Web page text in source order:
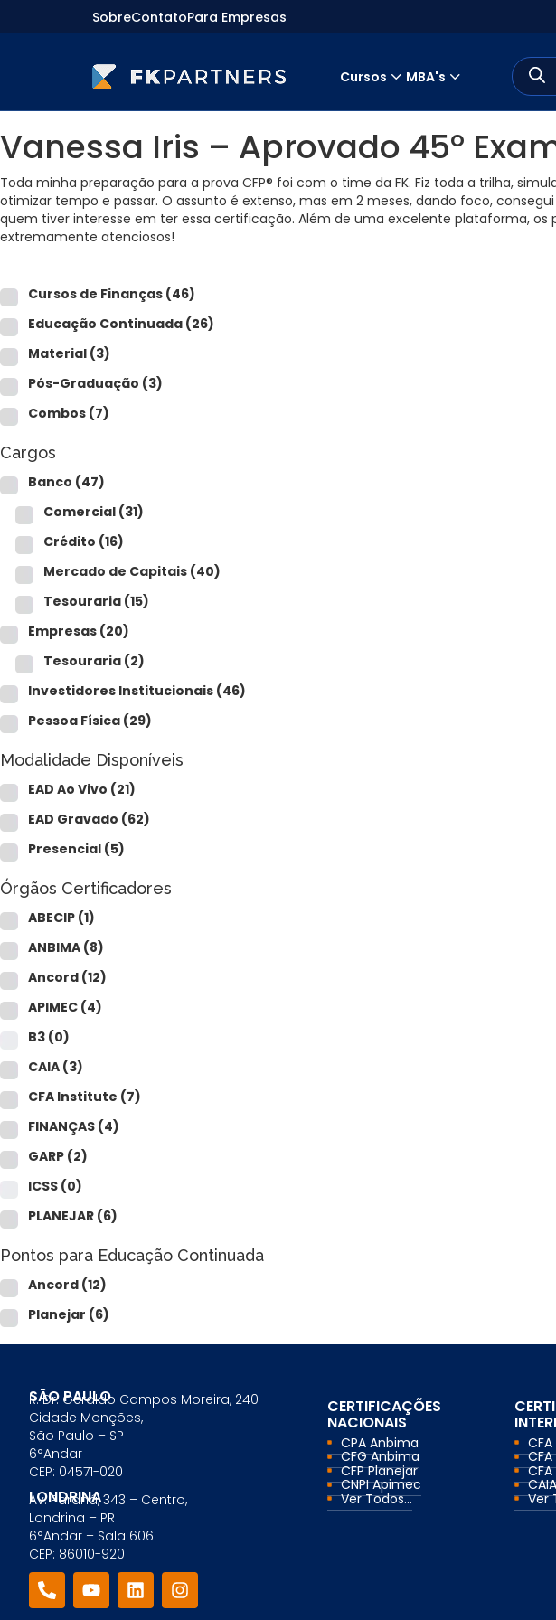
SobreContatoPara Empresas
Cursos MBA's
Preparatórios Nacionais
Internacionais
Finanças & Edu. Continuada
Por atuação
Navegação
Sobre nós
Para empresas
CFP®
CPA
CGE
CGA
CNPI
C-Pro I
C-Pro R
CFA®
CAIA®
FRM®
Ver todos
Modelagem Financeira Aplicada
Curso Avan. de Análise de Crédito
M&A – Fusões e Aquisições
Ver todos (+50 cursos)
Crédito Bancário
Comercial Bancário
Tesouraria Bancária
Ver todos
Vanessa Iris – Aprovado 45º
Toda minha preparação para a prova CFP® foi com o time da FK. Fiz toda a trilha,
otimizar tempo e passar. O assunto é extenso, mas em 2 meses, dando foco,
quem tiver interesse em ter essa certificação. Além de uma excelente plataforma, os
extremamente atenciosos!
Cursos de Finanças (46)
Educação Continuada (26)
Material (3)
Pós-Graduação (3)
Combos (7)
Cargos
Banco (47)
Comercial (31)
Crédito (16)
Mercado de Capitais (40)
Tesouraria (15)
Empresas (20)
Tesouraria (2)
Investidores Institucionais (46)
Pessoa Física (29)
Modalidade Disponíveis
EAD Ao Vivo (21)
EAD Gravado (62)
Presencial (5)
Órgãos Certificadores
ABECIP (1)
ANBIMA (8)
Ancord (12)
APIMEC (4)
B3 (0)
CAIA (3)
CFA Institute (7)
FINANÇAS (4)
GARP (2)
ICSS (0)
PLANEJAR (6)
Pontos para Educação Continuada
Ancord (12)
Planejar (6)
SÃO PAULO
R. Dr. Geraldo Campos Moreira, 240 –
Cidade Monções,
São Paulo – SP
6°Andar
CEP: 04571-020
LONDRINA
Av. Paraná, 343 – Centro,
Londrina – PR
6°Andar – Sala 606
CEP: 86010-920
CERTIFICAÇÕES
NACIONAIS
CPA Anbima
CFG Anbima
CFP Planejar
CNPI Apimec
Ver Todos...
CFA
CFA
CFA
Ver